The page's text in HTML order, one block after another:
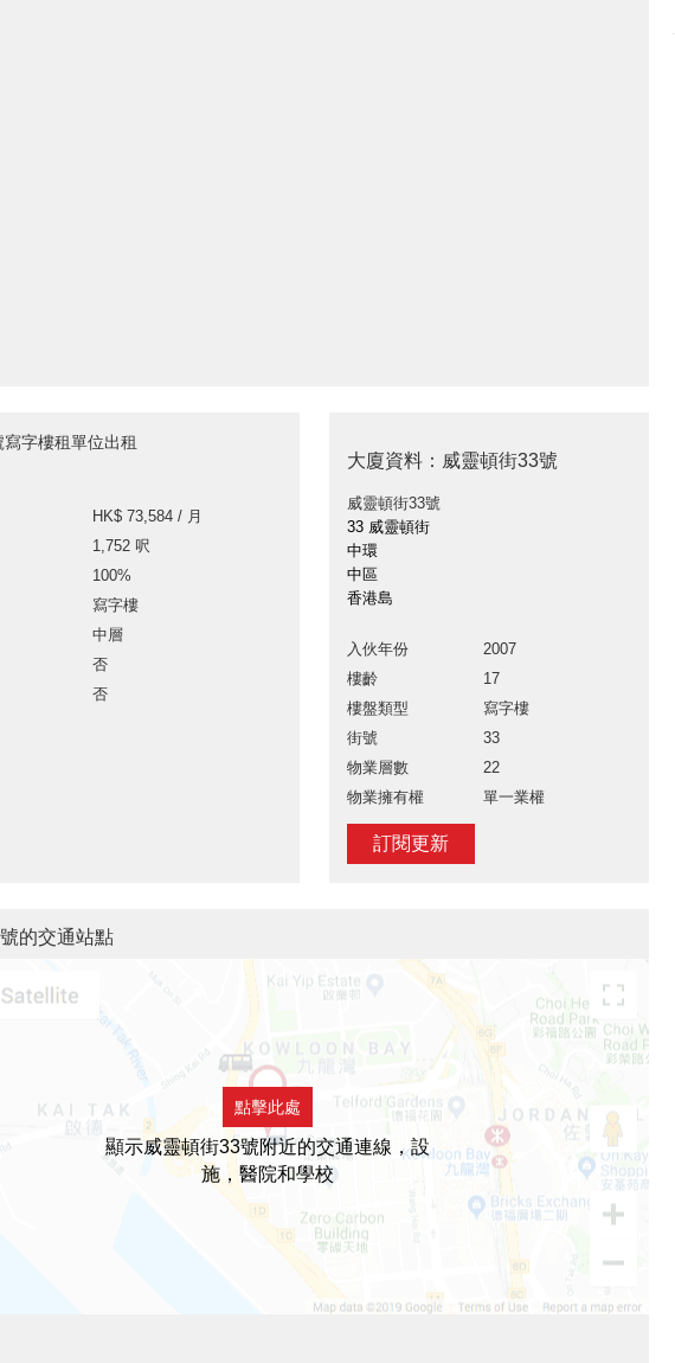
字樓租單位出租
HK$ 73,584 / 月
1,752 呎
100%
寫字樓
中層
否
否
大廈資料：威靈頓街33號
威靈頓街33號
33 威靈頓街
中環
中區
香港島
入伙年份
2007
樓齡
17
樓盤類型
寫字樓
街號
33
物業層數
22
物業擁有權
單一業權
訂閱更新
的交通站點
點擊此處
顯示威靈頓街33號附近的交通連線，設
施，醫院和學校